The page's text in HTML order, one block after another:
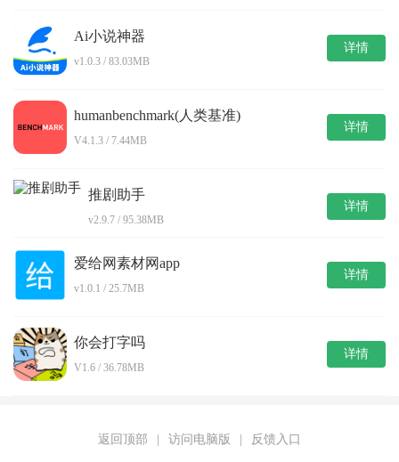
Ai小说神器
v1.0.3 / 83.03MB
详情
humanbenchmark(人类基准)
V4.1.3 / 7.44MB
详情
推剧助手
v2.9.7 / 95.38MB
详情
爱给网素材网app
v1.0.1 / 25.7MB
详情
你会打字吗
V1.6 / 36.78MB
详情
返回顶部 访问电脑版 反馈入口